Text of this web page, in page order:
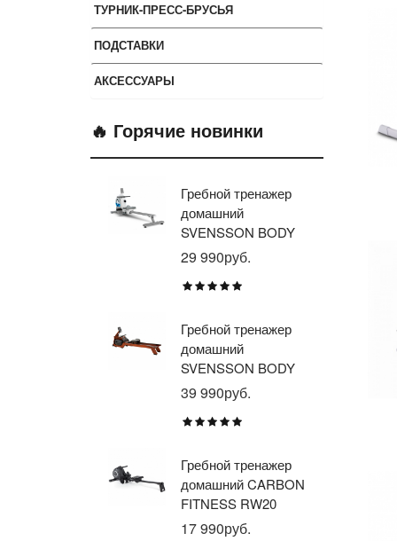
ТУРНИК-ПРЕСС-БРУСЬЯ
ПОДСТАВКИ
АКСЕССУАРЫ
🔥 Горячие новинки
Гребной тренажер
домашний
SVENSSON BODY
LABS WHEELO
29 990руб.
Гребной тренажер
домашний
SVENSSON BODY
LABS WAVERUN
39 990руб.
Гребной тренажер
домашний CARBON
FITNESS RW20
17 990руб.